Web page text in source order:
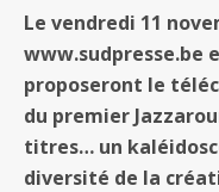
Le vendredi 11
www.sudpresse.be
proposeront le
du premier
titres… un
diversité de la